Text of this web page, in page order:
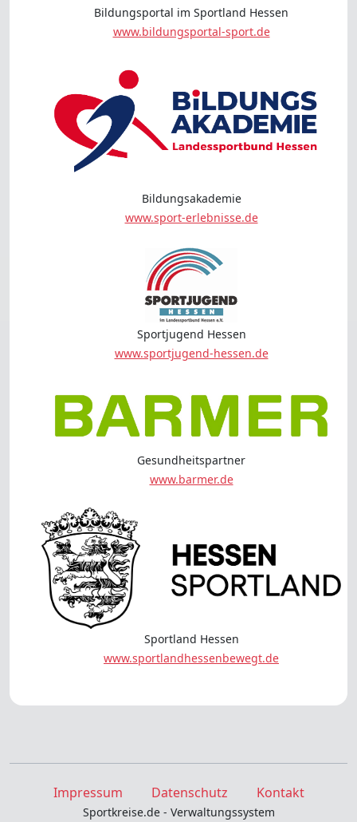
Bildungsportal im Sportland Hessen
www.bildungsportal-sport.de
Bildungsakademie
www.sport-erlebnisse.de
Sportjugend Hessen
www.sportjugend-hessen.de
Gesundheitspartner
www.barmer.de
Sportland Hessen
www.sportlandhessenbewegt.de
Impressum Datenschutz Kontakt
Sportkreise.de - Verwaltungssystem